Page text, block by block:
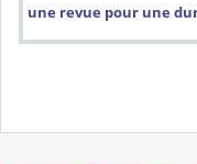
une revue pour une